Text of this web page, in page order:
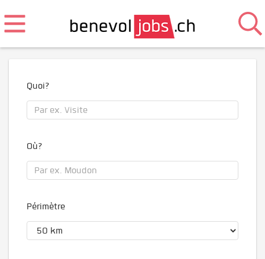
Quoi?
Où?
Périmètre